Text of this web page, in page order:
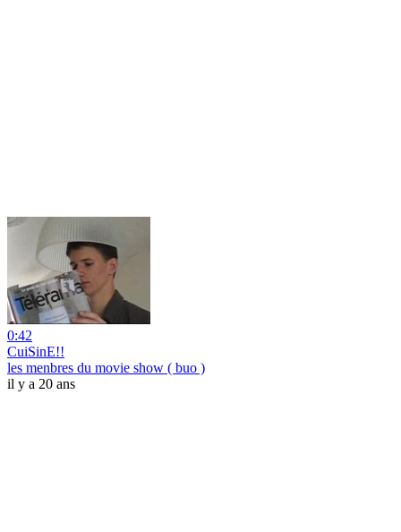
0:42
CuiSinE!!
les menbres du movie show ( buo )
il y a 20 ans